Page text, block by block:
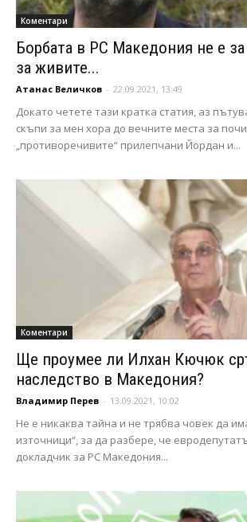
Коментари
Борбата в РС Македония не е
за живите...
Атанас Величков - 22.09.2021, 13:49
Докато четете тази кратка статия, аз
скъпи за мен хора до вечните места за
„противоречивите“ прилепчани Йордан и...
Коментари
Ще проумее ли Илхан Кючюк
наследство в Македония?
Владимир Перев - 13.09.2021, 10:02
Не е никаква тайна и не трябва човек да
източници“, за да разбере, че
докладчик за РС Македония...